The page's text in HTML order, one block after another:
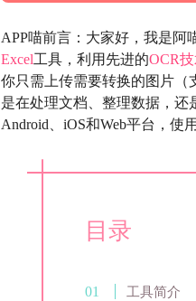
APP喵前言：大家好，我是
Excel工具，利用先进的OCR
你只需上传需要转换的图片（
是在处理文档、整理数据，还
Android、iOS和Web平台，使
目录
工具简介